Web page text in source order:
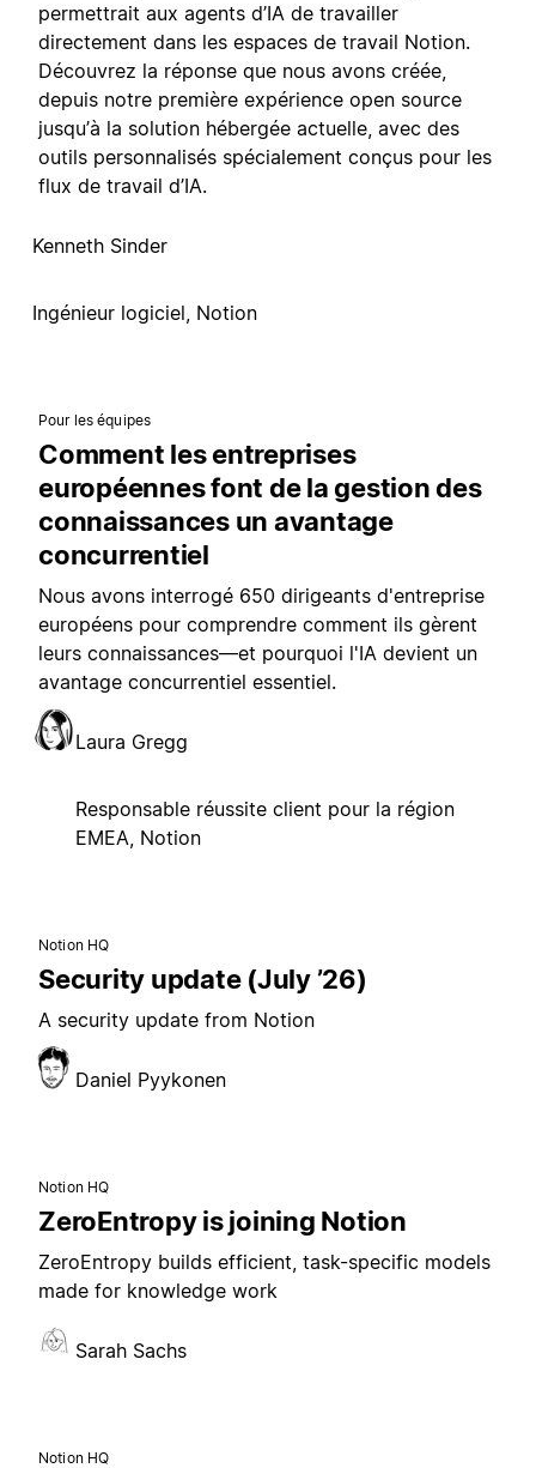
permettrait aux agents d’IA de travailler
directement dans les espaces de travail Notion.
Découvrez la réponse que nous avons créée,
depuis notre première expérience open source
jusqu’à la solution hébergée actuelle, avec des
outils personnalisés spécialement conçus pour les
flux de travail d’IA.
Kenneth Sinder
Ingénieur logiciel, Notion
Pour les équipes
Comment les entreprises
européennes font de la gestion des
connaissances un avantage
concurrentiel
Nous avons interrogé 650 dirigeants d'entreprise
européens pour comprendre comment ils gèrent
leurs connaissances—et pourquoi l'IA devient un
avantage concurrentiel essentiel.
Laura Gregg
Responsable réussite client pour la région
EMEA, Notion
Notion HQ
Security update (July ’26)
A security update from Notion
Daniel Pyykonen
Notion HQ
ZeroEntropy is joining Notion
ZeroEntropy builds efficient, task-specific models
made for knowledge work
Sarah Sachs
Notion HQ